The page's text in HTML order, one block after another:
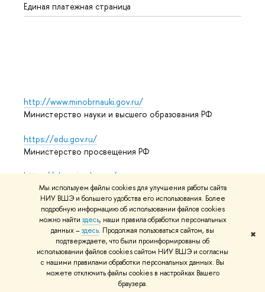
Мы используем файлы cookies для улучшения работы сайта
НИУ ВШЭ и большего удобства его использования. Более
подробную информацию об использовании файлов cookies
можно найти здесь, наши правила обработки персональных
данных –здесь. Продолжая пользоваться сайтом, вы
подтверждаете, что были проинформированы об
использовании файлов cookies сайтом НИУ ВШЭ и согласны
с нашими правилами обработки персональных данных. Вы
можете отключить файлы cookies в настройках Вашего
браузера.
✖
Единая платежная страница
http://www.minobrnauki.gov.ru/
Министерство науки и высшего образования РФ
https://edu.gov.ru/
Министерство просвещения РФ
https://elearning.hse.ru/mooc
Массовые открытые онлайн-курсы
© НИУ ВШЭ 1993–2026 Адреса и контактыУсловия
использования материаловПолитика конфиденциальности
Карта сайта
Редактору